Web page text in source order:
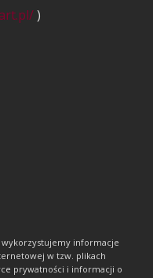
)
wykorzystujemy informacje
w tzw. plikach
prywatności i informacji o